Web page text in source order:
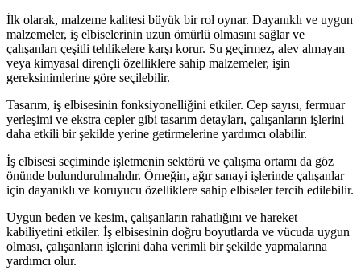
İlk olarak, malzeme kalitesi büyük bir rol oynar. Dayanıklı ve uygun
malzemeler, iş elbiselerinin uzun ömürlü olmasını sağlar ve
çalışanları çeşitli tehlikelere karşı korur. Su geçirmez, alev almayan
veya kimyasal dirençli özelliklere sahip malzemeler, işin
gereksinimlerine göre seçilebilir.
Tasarım, iş elbisesinin fonksiyonelliğini etkiler. Cep sayısı, fermuar
yerleşimi ve ekstra cepler gibi tasarım detayları, çalışanların işlerini
daha etkili bir şekilde yerine getirmelerine yardımcı olabilir.
İş elbisesi seçiminde işletmenin sektörü ve çalışma ortamı da göz
önünde bulundurulmalıdır. Örneğin, ağır sanayi işlerinde çalışanlar
için dayanıklı ve koruyucu özelliklere sahip elbiseler tercih edilebilir.
Uygun beden ve kesim, çalışanların rahatlığını ve hareket
kabiliyetini etkiler. İş elbisesinin doğru boyutlarda ve vücuda uygun
olması, çalışanların işlerini daha verimli bir şekilde yapmalarına
yardımcı olur.